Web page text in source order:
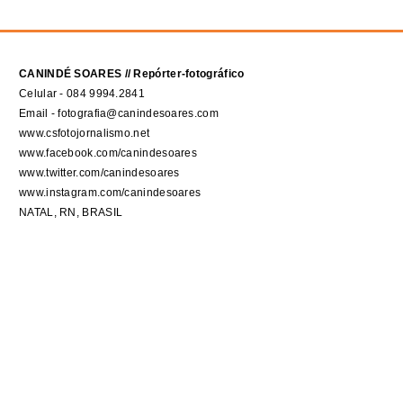
CANINDÉ SOARES // Repórter-fotográfico
Celular - 084 9994.2841
Email - fotografia@canindesoares.com
www.csfotojornalismo.net
www.facebook.com/canindesoares
www.twitter.com/canindesoares
www.instagram.com/canindesoares
NATAL, RN, BRASIL